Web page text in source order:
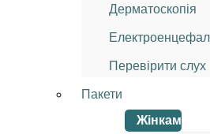
Дерматоскопія
Перевірити слух
Пакети
Жінкам